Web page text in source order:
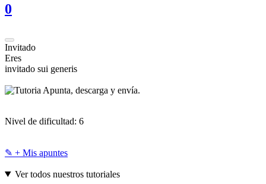
0
Invitado
Eres
invitado sui generis
Apunta, descarga y envía.
Nivel de dificultad: 6
✎ + Mis apuntes
Ver todos nuestros tutoriales